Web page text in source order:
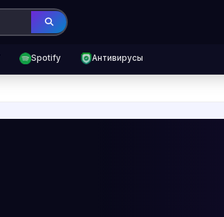
Spotify Антивирусы